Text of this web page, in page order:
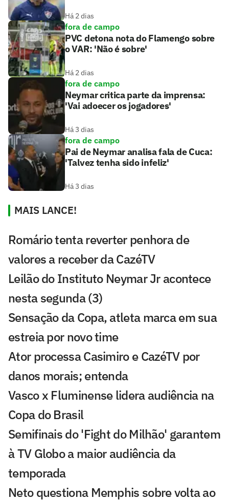
Há 2 dias
fora de campo
PVC detona nota do Flamengo sobre
o VAR: 'Não é sobre'
Há 2 dias
fora de campo
Neymar critica parte da imprensa:
'Vai adoecer os jogadores'
Há 3 dias
fora de campo
Pai de Neymar analisa fala de Cuca:
'Talvez tenha sido infeliz'
Há 3 dias
MAIS LANCE!
Romário tenta reverter penhora de
valores a receber da CazéTV
Leilão do Instituto Neymar Jr acontece
nesta segunda (3)
Sensação da Copa, atleta marca em sua
estreia por novo time
Ator processa Casimiro e CazéTV por
danos morais; entenda
Vasco x Fluminense lidera audiência na
Copa do Brasil
Semifinais do 'Fight do Milhão' garantem
à TV Globo a maior audiência da
temporada
Neto questiona Memphis sobre volta ao